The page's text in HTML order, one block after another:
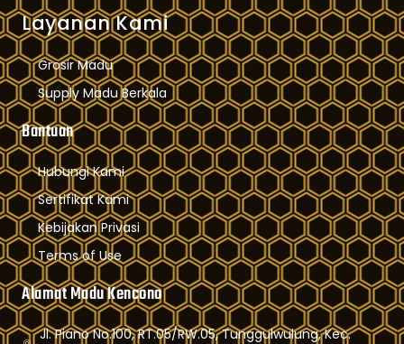
Layanan Kami
Grosir Madu
Supply Madu Berkala
Bantuan
Hubungi Kami
Sertifikat Kami
Kebijakan Privasi
Terms of Use
Alamat Madu Kencono
Jl. Piano No.100, RT.05/RW.05, Tunggulwulung, Kec.